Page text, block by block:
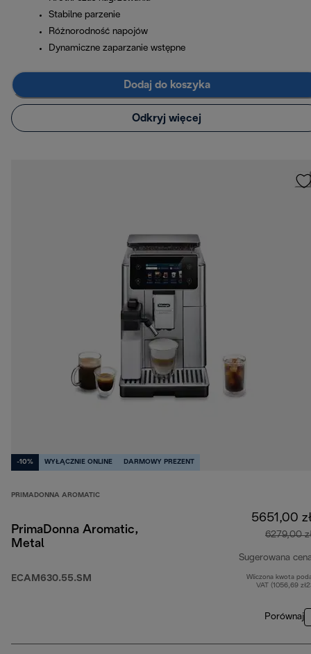
Stabilne parzenie
Różnorodność napojów
Dynamiczne zaparzanie wstępne
Dodaj do koszyka
Odkryj więcej
-10% WYŁĄCZNIE ONLINE DARMOWY PREZENT
PRIMADONNA AROMATIC
PrimaDonna Aromatic,
Metal
ECAM630.55.SM
5651,00
6279,00
Sugerowana
Wliczona kwota
VAT (1056,69
Porównaj